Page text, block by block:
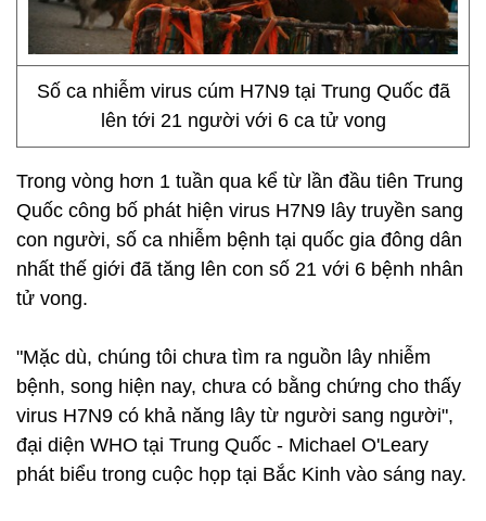
Số ca nhiễm virus cúm H7N9 tại Trung Quốc đã
lên tới 21 người với 6 ca tử vong
Trong vòng hơn 1 tuần qua kể từ lần đầu tiên Trung
Quốc công bố phát hiện virus H7N9 lây truyền sang
con người, số ca nhiễm bệnh tại quốc gia đông dân
nhất thế giới đã tăng lên con số 21 với 6 bệnh nhân
tử vong.
"Mặc dù, chúng tôi chưa tìm ra nguồn lây nhiễm
bệnh, song hiện nay, chưa có bằng chứng cho thấy
virus H7N9 có khả năng lây từ người sang người",
đại diện WHO tại Trung Quốc - Michael O'Leary
phát biểu trong cuộc họp tại Bắc Kinh vào sáng nay.